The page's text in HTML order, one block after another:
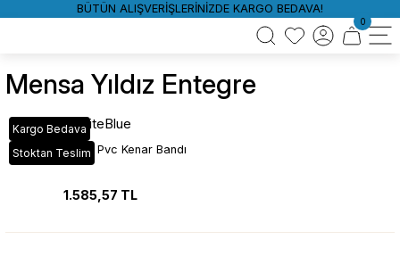
BÜTÜN ALIŞVERİŞLERİNİZDE KARGO BEDAVA!
0
Mensa Yıldız Entegre
Kargo Bedava
Stoktan Teslim
WhiteBlue
VT_14A Mensa Pvc Kenar Bandı
1.585,57 TL